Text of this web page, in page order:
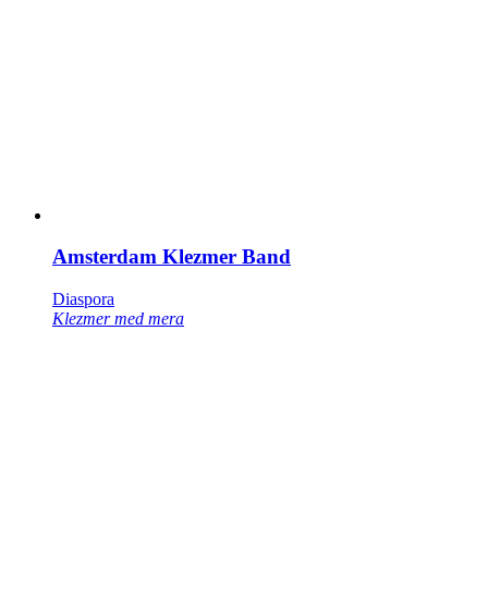
Amsterdam Klezmer Band
Diaspora
Klezmer med mera